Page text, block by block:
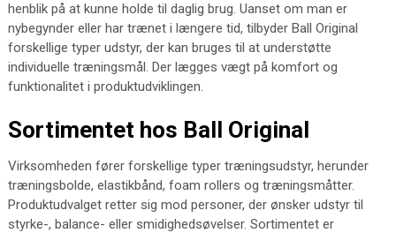
henblik på at kunne holde til daglig brug. Uanset om man er
nybegynder eller har trænet i længere tid, tilbyder Ball Original
forskellige typer udstyr, der kan bruges til at understøtte
individuelle træningsmål. Der lægges vægt på komfort og
funktionalitet i produktudviklingen.
Sortimentet hos Ball Original
Virksomheden fører forskellige typer træningsudstyr, herunder
træningsbolde, elastikbånd, foam rollers og træningsmåtter.
Produktudvalget retter sig mod personer, der ønsker udstyr til
styrke-, balance- eller smidighedsøvelser. Sortimentet er